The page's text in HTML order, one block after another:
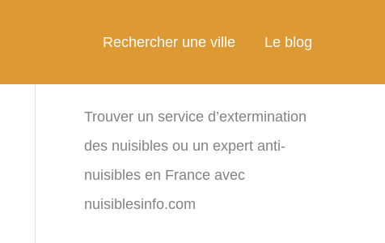
Rechercher une ville Le blog
Trouver un service d’extermination
des nuisibles ou un expert anti-
nuisibles en France avec
nuisiblesinfo.com